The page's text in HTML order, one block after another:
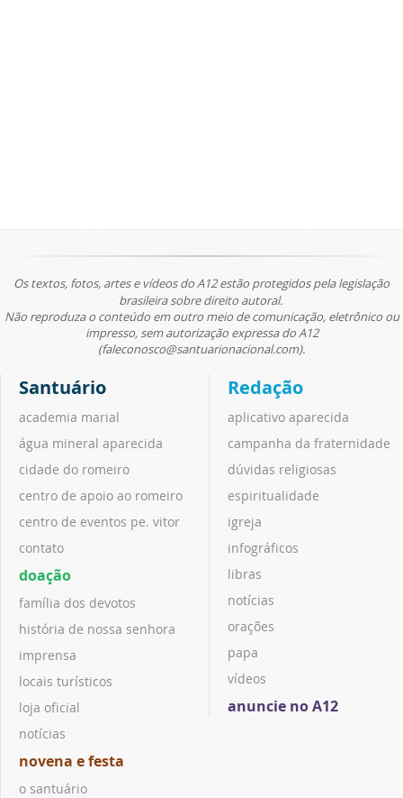
Os textos, fotos, artes e vídeos do A12 estão protegidos pela legislação
brasileira sobre direito autoral.
Não reproduza o conteúdo em outro meio de comunicação, eletrônico ou
impresso, sem autorização expressa do A12
(faleconosco@santuarionacional.com).
Santuário
academia marial
água mineral aparecida
cidade do romeiro
centro de apoio ao romeiro
centro de eventos pe. vitor
contato
doação
família dos devotos
história de nossa senhora
imprensa
locais turísticos
loja oficial
notícias
novena e festa
o santuário
Redação
aplicativo aparecida
campanha da fraternidade
dúvidas religiosas
espiritualidade
igreja
infográficos
libras
notícias
orações
papa
vídeos
anuncie no A12